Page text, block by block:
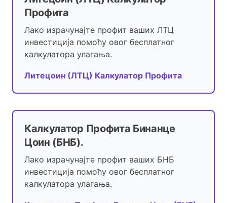
Профита
Лако израчунајте профит ваших ЛТЦ
инвестиција помоћу овог бесплатног
калкулатора улагања.
Литецоин (ЛТЦ) Калкулатор Профита
Калкулатор Профита Бинанце
Цоин (БНБ).
Лако израчунајте профит ваших БНБ
инвестиција помоћу овог бесплатног
калкулатора улагања.